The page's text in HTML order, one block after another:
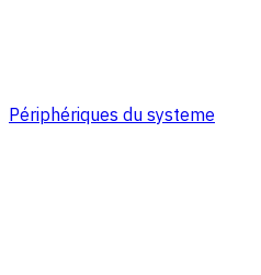
Périphériques du systeme